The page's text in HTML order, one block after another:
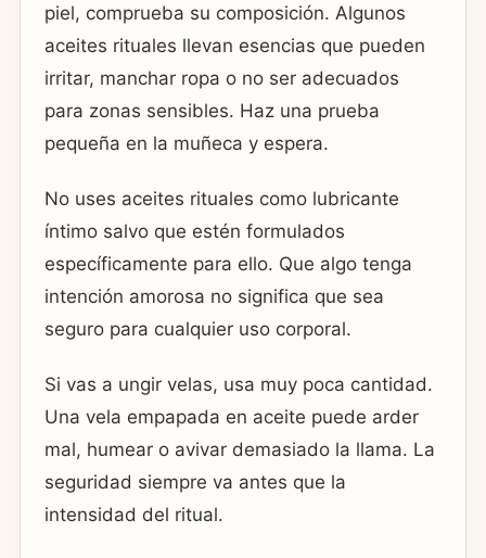
piel, comprueba su composición. Algunos
aceites rituales llevan esencias que pueden
irritar, manchar ropa o no ser adecuados
para zonas sensibles. Haz una prueba
pequeña en la muñeca y espera.
No uses aceites rituales como lubricante
íntimo salvo que estén formulados
específicamente para ello. Que algo tenga
intención amorosa no significa que sea
seguro para cualquier uso corporal.
Si vas a ungir velas, usa muy poca cantidad.
Una vela empapada en aceite puede arder
mal, humear o avivar demasiado la llama. La
seguridad siempre va antes que la
intensidad del ritual.